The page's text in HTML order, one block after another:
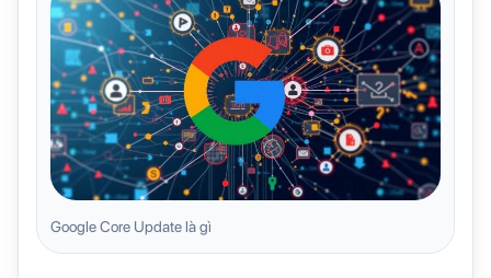
Google Core Update là gì